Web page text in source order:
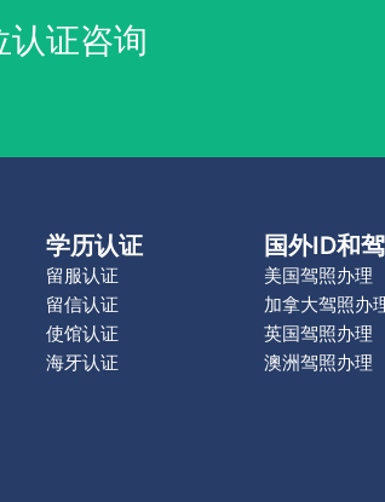
认证咨询
学历认证
留服认证
留信认证
使馆认证
海牙认证
国外ID和
美国驾照办理
加拿大驾照办
英国驾照办理
澳洲驾照办理